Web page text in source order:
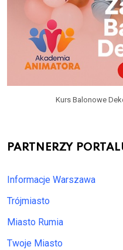
Kurs Balonowe
PARTNERZY
Informacje Warszawa
Trójmiasto
Miasto Rumia
Twoje Miasto